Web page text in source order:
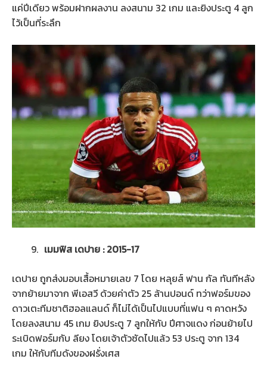
แค่ปีเดียว พร้อมฝากผลงาน ลงสนาม 32 เกม และยิงประตู 4 ลูก
ไว้เป็นที่ระลึก
เมมฟิส เดปาย : 2015-17
เดปาย ถูกส่งมอบเสื้อหมายเลข 7 โดย หลุยส์ ฟาน กัล ทันทีหลัง
จากย้ายมาจาก พีเอสวี ด้วยค่าตัว 25 ล้านปอนด์ ทว่าฟอร์มของ
ดาวเตะทีมชาติฮอลแลนด์ ก็ไม่ได้เป็นไปแบบที่แฟน ๆ คาดหวัง
โดยลงสนาม 45 เกม ยิงประตู 7 ลูกให้กับ ปีศาจแดง ก่อนย้ายไป
ระเบิดฟอร์มกับ ลียง โดยเจ้าตัวซัดไปแล้ว 53 ประตู จาก 134
เกม ให้กับทีมดังของฝรั่งเศส